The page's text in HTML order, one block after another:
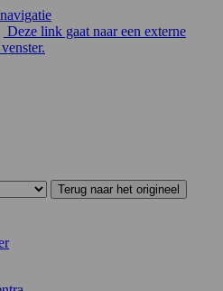
Deze link gaat naar een externe
Terug naar het origineel